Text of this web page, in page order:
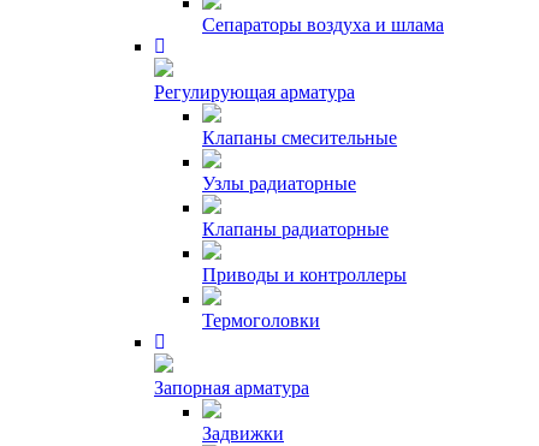
Сепараторы воздуха и шлама
Регулирующая арматура
Клапаны смесительные
Узлы радиаторные
Клапаны радиаторные
Приводы и контроллеры
Термоголовки
Запорная арматура
Задвижки